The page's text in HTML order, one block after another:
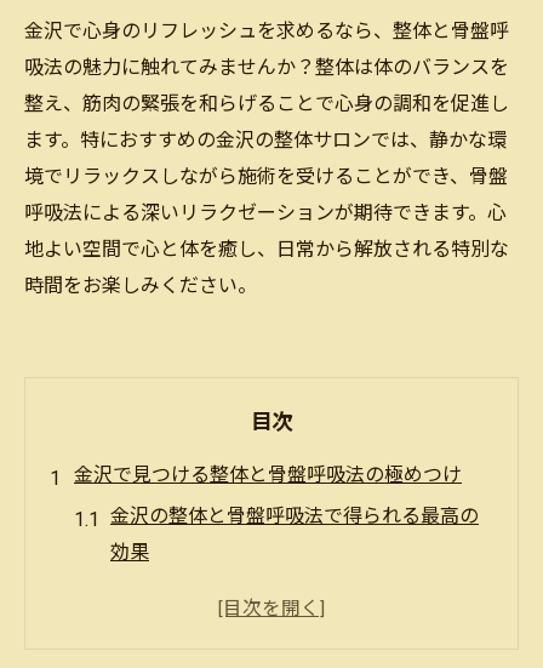
金沢で心身のリフレッシュを求めるなら、整体と骨盤呼
吸法の魅力に触れてみませんか？整体は体のバランスを
整え、筋肉の緊張を和らげることで心身の調和を促進し
ます。特におすすめの金沢の整体サロンでは、静かな環
境でリラックスしながら施術を受けることができ、骨盤
呼吸法による深いリラクゼーションが期待できます。心
地よい空間で心と体を癒し、日常から解放される特別な
時間をお楽しみください。
目次
金沢で見つける整体と骨盤呼吸法の極めつけ
金沢の整体と骨盤呼吸法で得られる最高の
効果
整体と骨盤呼吸法の究極の組み合わせを金